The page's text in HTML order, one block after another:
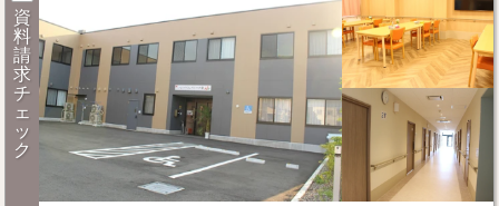
資
料
請
求
チ
ェ
ッ
ク